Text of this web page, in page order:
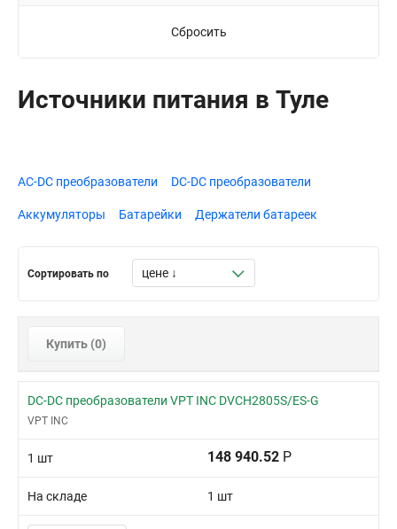
Сбросить
Источники питания в Туле
AC-DC преобразователи DC-DC преобразователи
Аккумуляторы Батарейки Держатели батареек
Сортировать по
Купить (0)
DC-DC преобразователи VPT INC DVCH2805S/ES-G
VPT INC
1 шт 148 940.52 Р
На складе 1 шт